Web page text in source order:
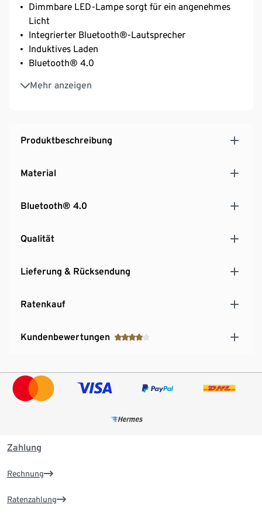
Dimmbare LED-Lampe sorgt für ein angenehmes
Licht
Integrierter Bluetooth®-Lautsprecher
Induktives Laden
Bluetooth® 4.0
Mehr anzeigen
Mit FSC®-zertifiziertem Kirschholz
Mit Schlafmodusfunktion – schaltet das Licht nach
Produktbeschreibung
Material
Bluetooth® 4.0
Qualität
Lieferung & Rücksendung
Ratenkauf
Kundenbewertungen
Zahlung
Rechnung
Ratenzahlung